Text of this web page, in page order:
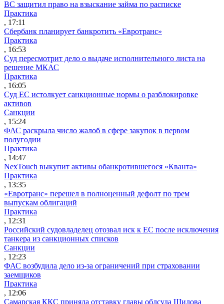
ВС защитил право на взыскание займа по расписке
Практика
, 17:11
Сбербанк планирует банкротить «Евротранс»
Практика
, 16:53
Суд пересмотрит дело о выдаче исполнительного листа на
решение МКАС
Практика
, 16:05
Суд ЕС истолкует санкционные нормы о разблокировке
активов
Санкции
, 15:24
ФАС раскрыла число жалоб в сфере закупок в первом
полугодии
Практика
, 14:47
NexTouch выкупит активы обанкротившегося «Кванта»
Практика
, 13:35
«Евротранс» перешел в полноценный дефолт по трем
выпускам облигаций
Практика
, 12:31
Российский судовладелец отозвал иск к ЕС после исключения
танкера из санкционных списков
Санкции
, 12:23
ФАС возбудила дело из-за ограничений при страховании
заемщиков
Практика
, 12:06
Самарская ККС приняла отставку главы облсуда Шилова